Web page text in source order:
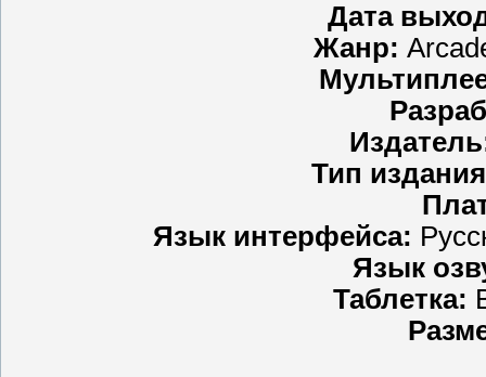
Дата
Жанр:
Тип
Язык интерфейса:
Язык
Таблетка: